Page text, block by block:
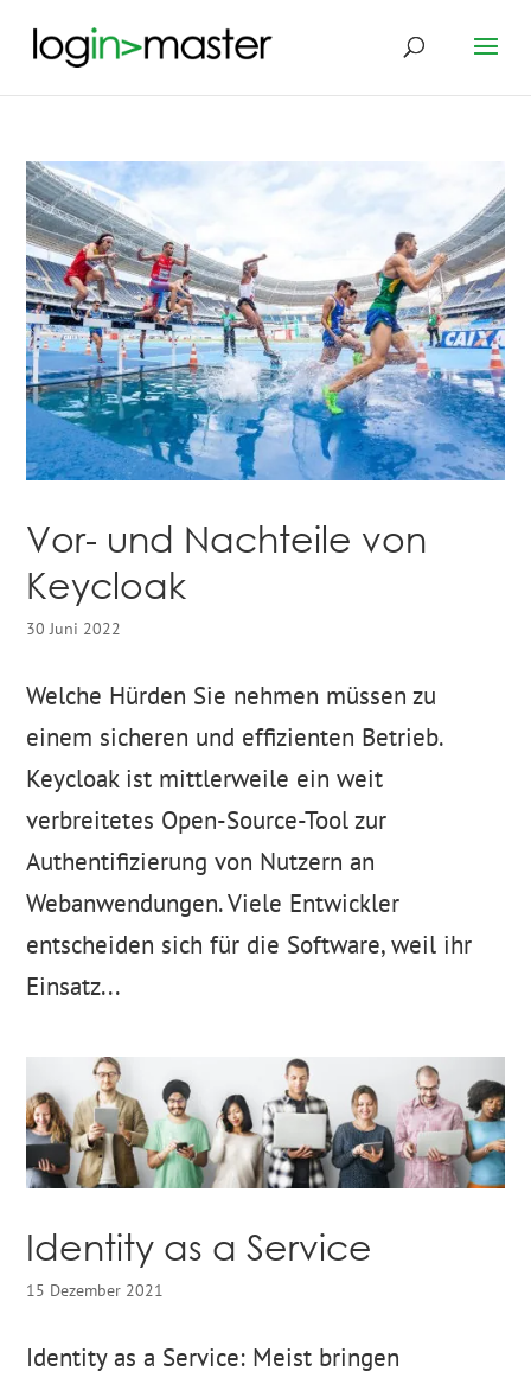
Vor- und Nachteile von
Keycloak
30 Juni 2022
Welche Hürden Sie nehmen müssen zu
einem sicheren und effizienten Betrieb.
Keycloak ist mittlerweile ein weit
verbreitetes Open-Source-Tool zur
Authentifizierung von Nutzern an
Webanwendungen. Viele Entwickler
entscheiden sich für die Software, weil ihr
Einsatz...
Identity as a Service
15 Dezember 2021
Identity as a Service: Meist bringen